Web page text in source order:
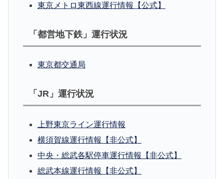
東京メトロ東西線運行情報【公式】
「都営地下鉄」運行状況
東京都交通局
「JR」運行状況
上野東京ライン運行情報
横須賀線運行情報【非公式】
中央・総武各駅停車運行情報【非公式】
総武本線運行情報【非公式】